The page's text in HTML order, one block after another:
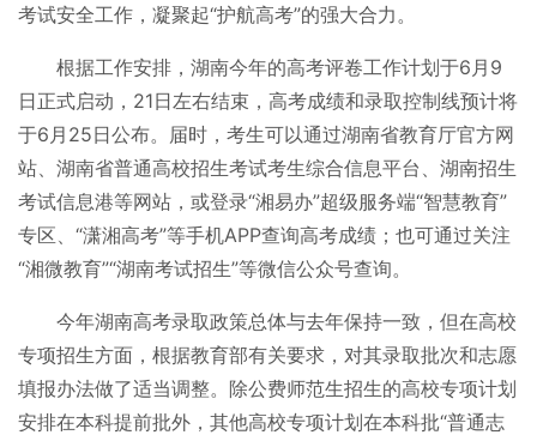
考试安全工作，凝聚起“护航高考”的强大合力。
根据工作安排，湖南今年的高考评卷工作计划于6月9
日正式启动，21日左右结束，高考成绩和录取控制线预计将
于6月25日公布。届时，考生可以通过湖南省教育厅官方网
站、湖南省普通高校招生考试考生综合信息平台、湖南招生
考试信息港等网站，或登录“湘易办”超级服务端“智慧教育”
专区、“潇湘高考”等手机APP查询高考成绩；也可通过关注
“湘微教育”“湖南考试招生”等微信公众号查询。
今年湖南高考录取政策总体与去年保持一致，但在高校
专项招生方面，根据教育部有关要求，对其录取批次和志愿
填报办法做了适当调整。除公费师范生招生的高校专项计划
安排在本科提前批外，其他高校专项计划在本科批“普通志